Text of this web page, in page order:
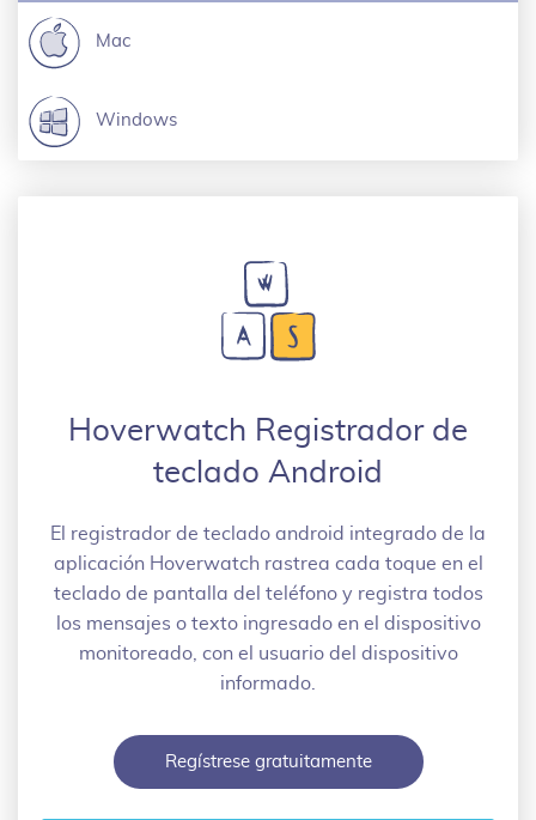
Mac
Windows
Hoverwatch Registrador de
teclado Android
El registrador de teclado android integrado de la
aplicación Hoverwatch rastrea cada toque en el
teclado de pantalla del teléfono y registra todos
los mensajes o texto ingresado en el dispositivo
monitoreado, con el usuario del dispositivo
informado.
Regístrese gratuitamente